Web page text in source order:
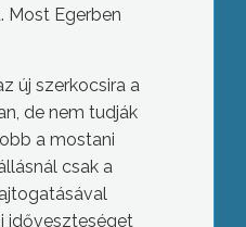
Most Egerben
új szerkocsira a
de nem tudják
a mostani
csak a
időveszteséget